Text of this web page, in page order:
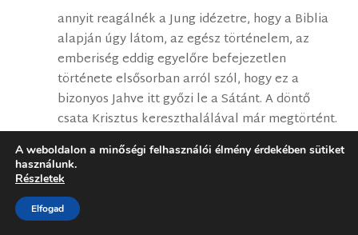
annyit reagálnék a Jung idézetre, hogy a Biblia
alapján úgy látom, az egész történelem, az
emberiség eddig egyelőre befejezetlen
története elsősorban arról szól, hogy ez a
bizonyos Jahve itt győzi le a Sátánt. A döntő
csata Krisztus kereszthalálával már megtörtént.
De a háborúnak még máig nincs vége.
Lehet hogy ideig-óráig úgy tűnik, a Sátán
kicselezte Istent, pedig inkább fordítva történt.
A weboldalon a minőségi felhasználói élmény érdekében sütiket
használunk.
Részletek
Elfogad